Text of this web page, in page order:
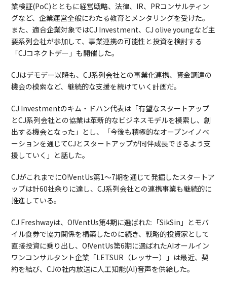
業検証(PoC)とともに経営戦略、法律、IR、PRコンサルティン
グなど、企業運営全般にわたる教育とメンタリングを受けた。
また、適合企業対象ではCJ Investment、CJ olive youngなど主
要系列会社が参加して、事業連携の可能性と投資を検討する
「CJコネクトデー」も開催した。
CJはデモデー以降も、CJ系列会社との事業化連携、資金調達の
機会の模索など、継続的な支援を続けていく計画だ。
CJ Investmentのキム・ドハン代表は「有望なスタートアップ
とCJ系列会社との協業は革新的なビジネスモデルを模索し、創
出する機会となった」とし、「今後も積極的なオープンイノベ
ーションを通じてCJとスタートアップが同伴成長できるよう支
援していく」と話した。
CJがこれまでにO!VentUs第1～7期を通じて発掘したスタートア
ップは計60社余りに達し、CJ系列会社との連携事業も継続的に
推進している。
CJ Freshwayは、O!VentUs第4期に選ばれた「SikSin」とモバ
イル食券で協力関係を構築したのに続き、戦略的投資家として
直接投資に乗り出し、O!VentUs第6期に選ばれたAIオールイン
ワンコンサルタント企業「LETSUR（レッサー）」は最近、契
約を結び、CJの社内放送に人工知能(AI)音声を供給した。